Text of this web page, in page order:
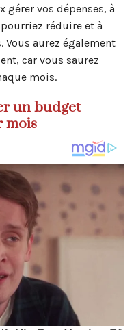
gérer vos dépenses, à
réduire et à
aurez également
car vous saurez
mois.
un budget
mois